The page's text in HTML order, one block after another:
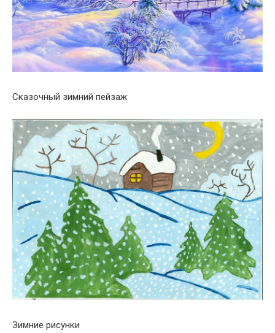
Сказочный зимний пейзаж
Зимние рисунки